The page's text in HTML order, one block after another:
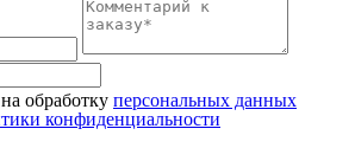
обработку персональных данных
конфиденциальности